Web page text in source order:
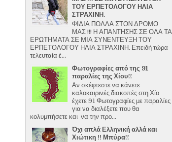
ΤΟΥ ΕΡΠΕΤΟΛΟΓΟΥ ΗΛΙΑ
ΣΤΡΑΧΙΝΗ.
ΦΙΔΙΑ ΠΟΛΛΑ ΣΤΟΝ ΔΡΟΜΟ
ΜΑΣ !!! Η ΑΠΑΝΤΗΣΗΣ ΣΕ ΟΛΑ ΤΑ
ΕΡΩΤΗΜΑΤΑ ΣΕ ΜΙΑ ΣΥΝΕΝΤΕΥΞΗ ΤΟΥ
ΕΡΠΕΤΟΛΟΓΟΥ ΗΛΙΑ ΣΤΡΑΧΙΝΗ. Επειδή τώρα
τελευταία έ...
Φωτογραφίες από της 91
παραλίες της Χίου!!
Αν σκέφτεστε να κάνετε
καλοκαιρινές διακοπές στη Χίο
έχετε 91 Φωτογραφίες με παραλίες
για να διαλέξετε που θα
κολυμπήσετε και να την προ...
Όχι απλά Ελληνική αλλά και
Χιώτικη !! Μπύρα!!